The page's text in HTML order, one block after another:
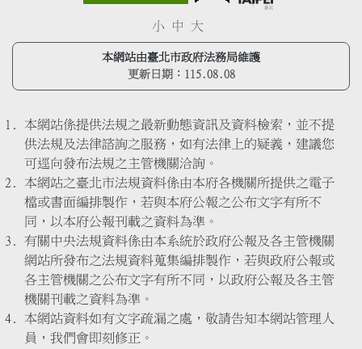
小 中 大
本網站由臺北市政府法務局維護
更新日期： 115.08.08
本網站係提供法規之最新動態資訊及資料檢索，並不提
供法規及法律諮詢之服務，如有法律上的疑義，建議您
可逕向發布法規之主管機關洽詢。
本網站之臺北市法規資料係由本府各機關所提供之電子
檔或書面編排製作，若與本府公報之公布文字有所不
同，以本府公報刊載之資料為準。
有關中央法規資料係由本系統於政府公報及各主管機關
網站所發布之法規資料蒐集編排製作，若與政府公報或
各主管機關之公布文字有所不同，以政府公報及各主管
機關刊載之資料為準。
本網站資料如有文字疏漏之處，敬請告知本網站管理人
員，我們會即刻修正。